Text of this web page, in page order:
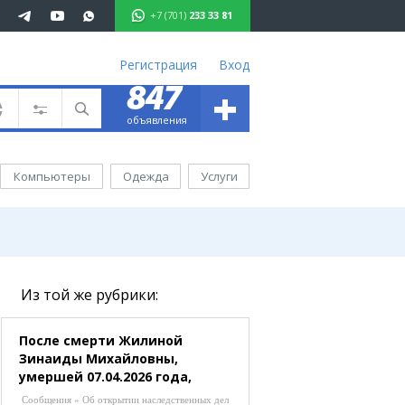
+7 (701) 233 33 81
233 33 81
Регистрация Вход
847
объявления +
Компьютеры Одежда Услуги
Из той же рубрики:
После смерти Жилиной
Зинаиды Михайловны,
умершей 07.04.2026 года,
открыто наследственное
Сообщения » Об открытии наследственных дел